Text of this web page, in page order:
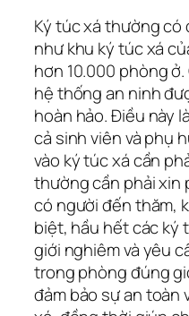
Ký túc xá thường có
như khu ký túc xá
hơn 10.000 phòng
hệ thống an ninh
hoàn hảo. Điều này
cả sinh viên và phụ
vào ký túc xá cần
thường cần phải xin
có người đến thăm,
biệt, hầu hết các ký
giới nghiêm và yêu
trong phòng đúng
đảm bảo sự an toàn